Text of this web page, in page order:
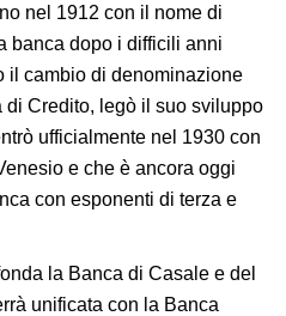
nel 1912 con il nome di
banca dopo i difficili anni
il cambio di denominazione
Credito, legò il suo sviluppo
ufficialmente nel 1930 con
e che è ancora oggi
con esponenti di terza e
la Banca di Casale e del
unificata con la Banca